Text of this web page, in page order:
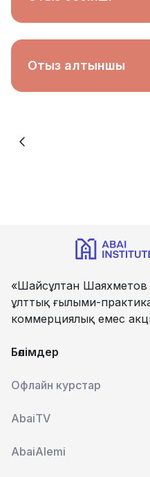
Отыз алтыншы
«Шайсұлтан Шаяхметов
ұлттық ғылыми-
коммерциялық емес
Бөлімдер
Офлайн курстар
AbaiTV
AbaiAlemi